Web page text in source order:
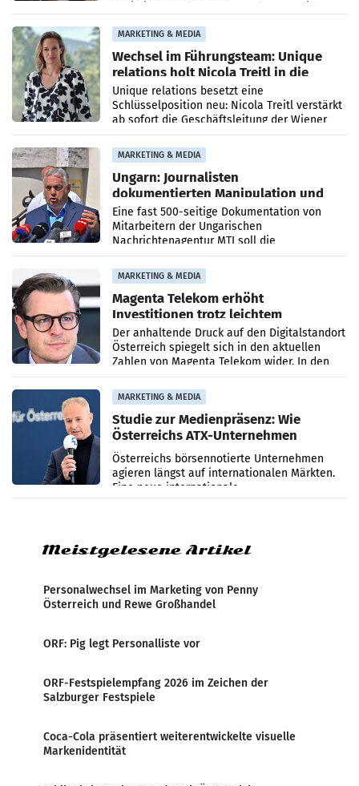
MARKETING & MEDIA
Wechsel im Führungsteam: Unique
relations holt Nicola Treitl in die
Geschäftsleitung
Unique relations besetzt eine
Schlüsselposition neu: Nicola Treitl verstärkt
ab sofort die Geschäftsleitung der Wiener
PR-Agentur an der Seite von Josef Kalina und
Anna Kalina-Mahr.
MARKETING & MEDIA
Ungarn: Journalisten
dokumentierten Manipulation und
Zensur
Eine fast 500-seitige Dokumentation von
Mitarbeitern der Ungarischen
Nachrichtenagentur MTI soll die
systematische Nachrichten-Manipulation und
Zensur bei der Agentur während der Zeit
MARKETING & MEDIA
Magenta Telekom erhöht
Investitionen trotz leichtem
Umsatzrückgang
Der anhaltende Druck auf den Digitalstandort
Österreich spiegelt sich in den aktuellen
Zahlen von Magenta Telekom wider. In den
ersten sechs Monaten des laufenden Jahres
verzeichnete
MARKETING & MEDIA
Studie zur Medienpräsenz: Wie
Österreichs ATX-Unternehmen
international wahrgenommen
werden
Österreichs börsennotierte Unternehmen
agieren längst auf internationalen Märkten.
Eine neue internationale
Medienresonanzanalyse untersucht die
Meistgelesene Artikel
Personalwechsel im Marketing von Penny
Österreich und Rewe Großhandel
ORF: Pig legt Personalliste vor
ORF-Festspielempfang 2026 im Zeichen der
Salzburger Festspiele
Coca-Cola präsentiert weiterentwickelte visuelle
Markenidentität